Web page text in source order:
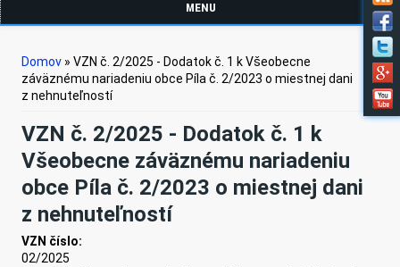
MENU
Nachádzate sa tu
Domov » VZN č. 2/2025 - Dodatok č. 1 k Všeobecne
záväznému nariadeniu obce Píla č. 2/2023 o miestnej dani
z nehnuteľností
VZN č. 2/2025 - Dodatok č. 1 k
Všeobecne záväznému nariadeniu
obce Píla č. 2/2023 o miestnej dani
z nehnuteľností
VZN číslo:
02/2025